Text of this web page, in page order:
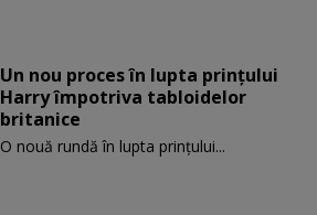
Un nou proces în lupta prinţului
Harry împotriva tabloidelor
britanice
O nouă rundă în lupta prinţului...